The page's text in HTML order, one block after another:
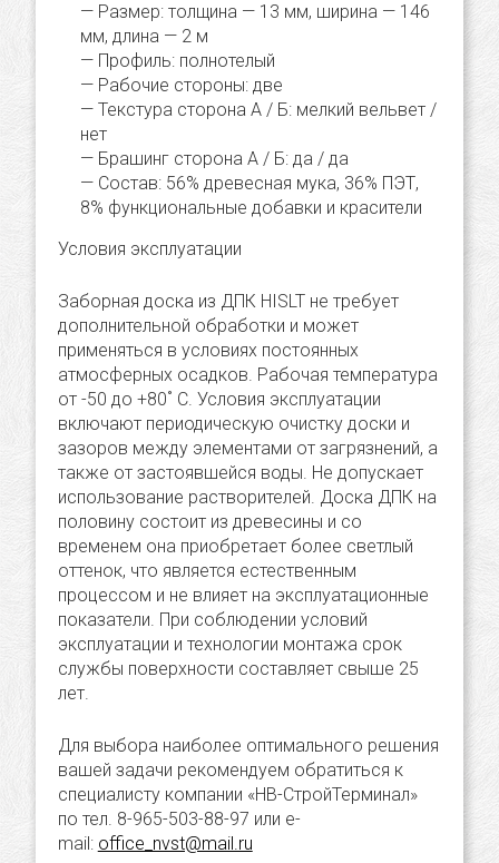
Размер: толщина — 13 мм, ширина — 146
мм, длина — 2 м
Профиль: полнотелый
Рабочие стороны: две
Текстура сторона А / Б: мелкий вельвет /
нет
Брашинг сторона А / Б: да / да
Состав: 56% древесная мука, 36% ПЭТ,
8% функциональные добавки и красители
Условия эксплуатации
Заборная доска из ДПК HISLT не требует
дополнительной обработки и может
применяться в условиях постоянных
атмосферных осадков. Рабочая температура
от -50 до +80˚ C. Условия эксплуатации
включают периодическую очистку доски и
зазоров между элементами от загрязнений, а
также от застоявшейся воды. Не допускает
использование растворителей. Доска ДПК на
половину состоит из древесины и со
временем она приобретает более светлый
оттенок, что является естественным
процессом и не влияет на эксплуатационные
показатели. При соблюдении условий
эксплуатации и технологии монтажа срок
службы поверхности составляет свыше 25
лет.
Для выбора наиболее оптимального решения
вашей задачи рекомендуем обратиться к
специалисту компании «НВ-СтройТерминал»
по тел. 8-965-503-88-97 или e-
mail: office_nvst@mail.ru